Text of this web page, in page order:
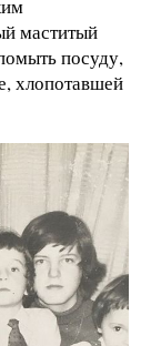
маститый
посуду,
хлопотавшей